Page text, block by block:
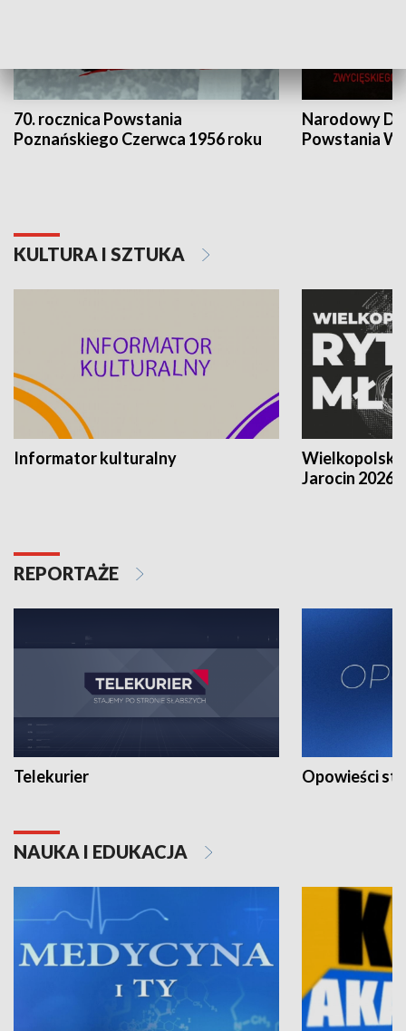
70. rocznica Powstania
Poznańskiego Czerwca 1956 roku
Narodowy
Powstania
KULTURA I SZTUKA
Informator kulturalny
Jarocin 2026
REPORTAŻE
Telekurier Opowieści
NAUKA I EDUKACJA